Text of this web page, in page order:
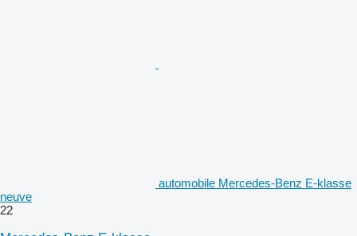
automobile Mercedes-Benz E-klasse
neuve
22